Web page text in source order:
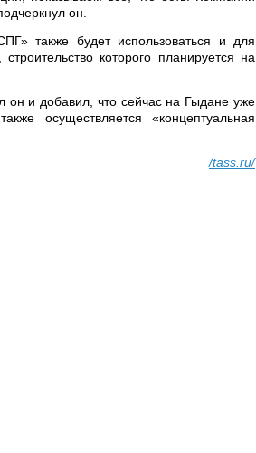
он.
также будет использоваться и для
которого планируется на
он и добавил, что сейчас на Гыдане уже
осуществляется «концептуальная
/tass.ru/